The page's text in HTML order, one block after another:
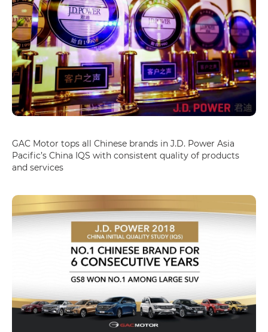
GAC Motor tops all Chinese brands in J.D. Power Asia
Pacific’s China IQS with consistent quality of products
and services